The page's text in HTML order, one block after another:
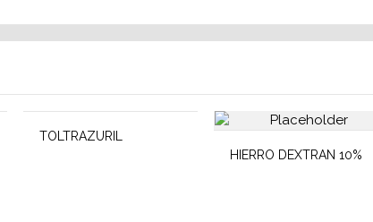
TOLTRAZURIL
HIERRO DEXTRAN 10%